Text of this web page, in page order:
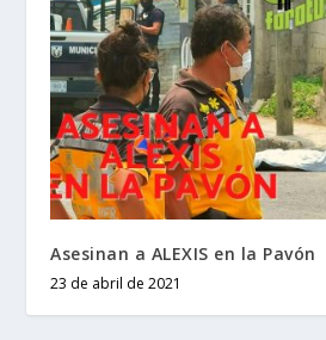
Asesinan a ALEXIS en la Pavón
23 de abril de 2021